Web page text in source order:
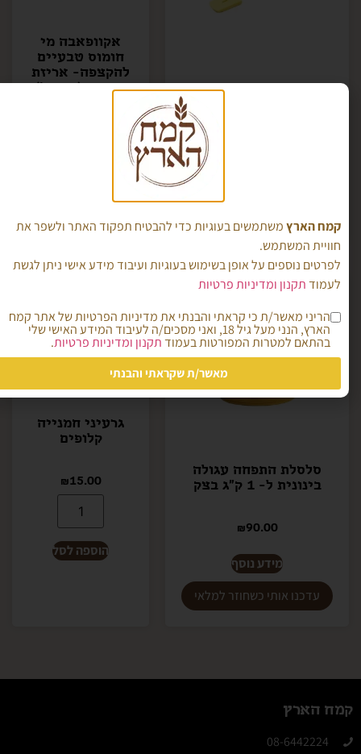
סכין חריצה ללחם
אקוופאבה מי
חומוס טבעיים
להקצפה- אריזת
חיסכון (12 יח')
סלסלת התפחה עגולה
בינונית ל- 1 ק"ג בצק
₪90.00
מידע נוסף
גרעיני חמנייה
קלופים
₪15.00
הוספה לסל
קמח הארץ
08-6442224​
קמח הארץמשתמשים בעוגיות כדי להבטיח תפקוד האתר ולשפר את
חוויית המשתמש.
לפרטים נוספים על אופן בשימוש בעוגיות ועיבוד מידע אישי ניתן לגשת
לעמודתקנון ומדיניות פרטיות
הריני מאשר/ת כי קראתי והבנתי את מדיניות הפרטיות של אתר קמח
הארץ, הנני מעל גיל 18, ואני מסכים/ה לעיבוד המידע האישי שלי
בהתאם למטרות המפורטות בעמודתקנון ומדיניות פרטיות.
מאשר/ת שקראתי והבנתי